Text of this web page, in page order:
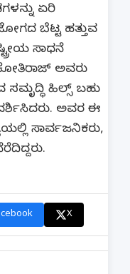
ಏರಿ
ಬೆಟ್ಟ ಹತ್ತುವ
ಸಾಧನೆ
ಅವರು
ಸಮೃದ್ಧಿ ಹಿಲ್ಸ್ ಬಹು
ಅವರ ಈ
ಸಾರ್ವಜನಿಕರು,
X